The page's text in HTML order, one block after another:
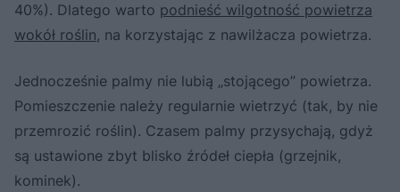
40%). Dlatego warto podnieść wilgotność powietrza
wokół roślin, na korzystając z nawilżacza powietrza.
Jednocześnie palmy nie lubią „stojącego” powietrza.
Pomieszczenie należy regularnie wietrzyć (tak, by nie
przemrozić roślin). Czasem palmy przysychają, gdyż
są ustawione zbyt blisko źródeł ciepła (grzejnik,
kominek).